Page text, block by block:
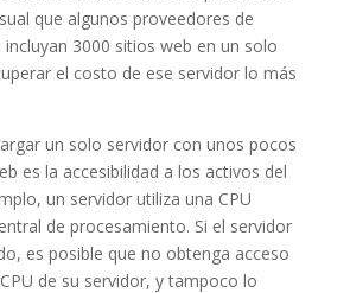
que algunos proveedores de
3000 sitios web en un solo
el costo de ese servidor lo más
un solo servidor con unos pocos
es la accesibilidad a los activos del
un servidor utiliza una CPU
de procesamiento. Si el servidor
es posible que no obtenga acceso
de su servidor, y tampoco lo